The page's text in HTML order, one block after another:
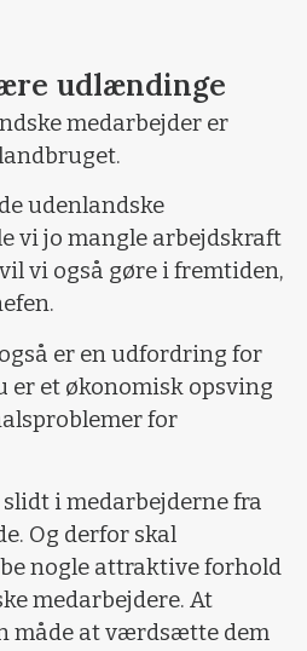
udlændinge
medarbejder er
udenlandske
vi jo mangle arbejdskraft
vi også gøre i fremtiden,
er en udfordring for
er et økonomisk opsving
for
i medarbejderne fra
Og derfor skal
nogle attraktive forhold
medarbejdere. At
måde at værdsætte dem